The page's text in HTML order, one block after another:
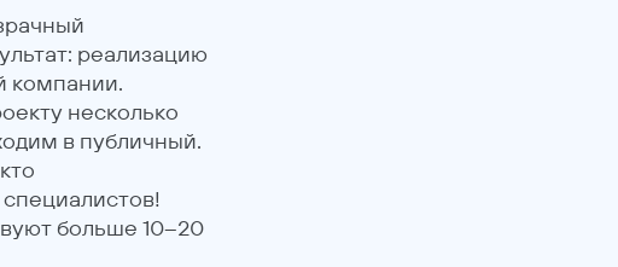
реализацию
компании.
несколько
в публичный.
больше 10–20